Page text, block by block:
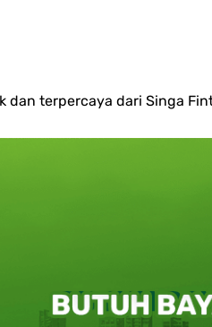
dan terpercaya dari Singa